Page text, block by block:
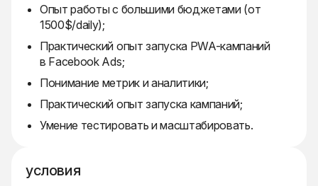
Опыт работы с большими бюджетами (от
1500$/daily);
Практический опыт запуска PWA-кампаний
в Facebook Ads;
Понимание метрик и аналитики;
Практический опыт запуска кампаний;
Умение тестировать и масштабировать.
условия